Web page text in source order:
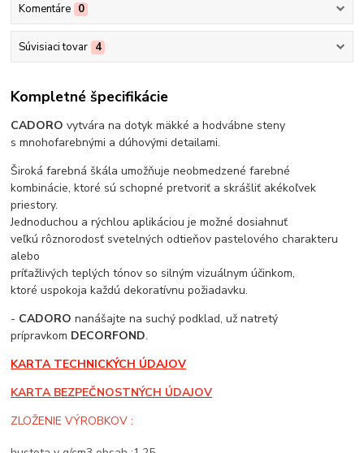
Komentáre 0
Súvisiaci tovar 4
Kompletné špecifikácie
CADORO vytvára na dotyk mäkké a hodvábne steny
s mnohofarebnými a dúhovými detailami.
Široká farebná škála umožňuje neobmedzené farebné
kombinácie, ktoré sú schopné pretvoriť a skrášliť akékoľvek
priestory.
Jednoduchou a rýchlou aplikáciou je možné dosiahnuť
veľkú rôznorodosť svetelných odtieňov pastelového charakteru
alebo
príťažlivých teplých tónov so silným vizuálnym účinkom,
ktoré uspokoja každú dekoratívnu požiadavku.
- CADORO nanášajte na suchý podklad, už natretý
prípravkom DECORFOND.
KARTA TECHNICKÝCH ÚDAJOV
KARTA BEZPEČNOSTNÝCH ÚDAJOV
ZLOŽENIE VÝROBKOV :